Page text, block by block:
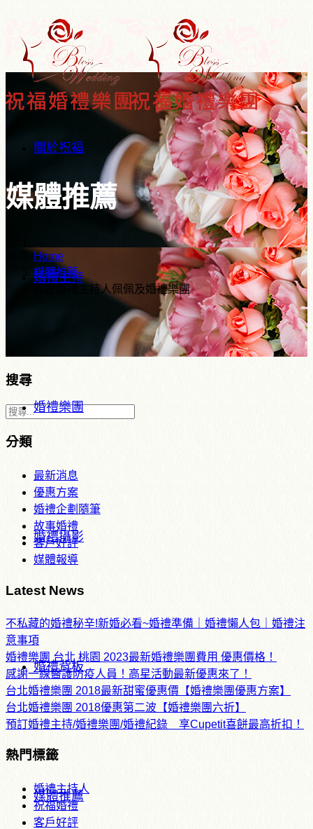
關於祝福
婚禮主持
婚禮樂團
婚禮攝影
婚禮背板
媒體推薦
媒體推薦
Home
媒體推薦
感謝婚禮主持人佩佩及婚禮樂團
搜尋
分類
最新消息
優惠方案
婚禮企劃隨筆
故事婚禮
客戶好評
媒體報導
Latest News
不私藏的婚禮秘辛!新婚必看~婚禮準備｜婚禮懶人包｜婚禮注
意事項
婚禮樂團 台北 桃園 2023最新婚禮樂團費用 優惠價格！
感謝一線醫護防疫人員！高星活動最新優惠來了！
台北婚禮樂團 2018最新甜蜜優惠價【婚禮樂團優惠方案】
台北婚禮樂團 2018優惠第二波【婚禮樂團六折】
預訂婚禮主持/婚禮樂團/婚禮紀錄 享Cupetit喜餅最高折扣！
熱門標籤
婚禮主持人
祝福婚禮
客戶好評